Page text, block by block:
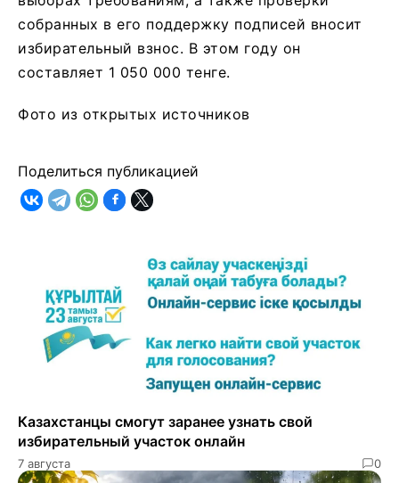
собранных в его поддержку подписей вносит
избирательный взнос. В этом году он
составляет 1 050 000 тенге.
Фото из открытых источников
Поделиться публикацией
Казахстанцы смогут заранее узнать свой
избирательный участок онлайн
7 августа 0